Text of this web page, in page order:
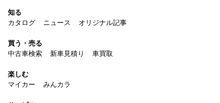
知る
カタログ
ニュース オリジナル記事
買う・売る
中古車検索
新車見積り 車買取
楽しむ
マイカー
みんカラ